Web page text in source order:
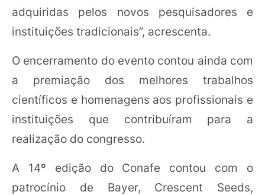
adquiridas pelos novos pesquisadores e
instituições tradicionais”, acrescenta.
O encerramento do evento contou ainda com
a premiação dos melhores trabalhos
científicos e homenagens aos profissionais e
instituições que contribuíram para a
realização do congresso.
A 14º edição do Conafe contou com o
patrocínio de Bayer, Crescent Seeds,